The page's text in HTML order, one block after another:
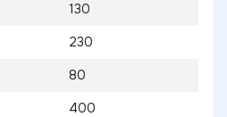
130
230
80
400